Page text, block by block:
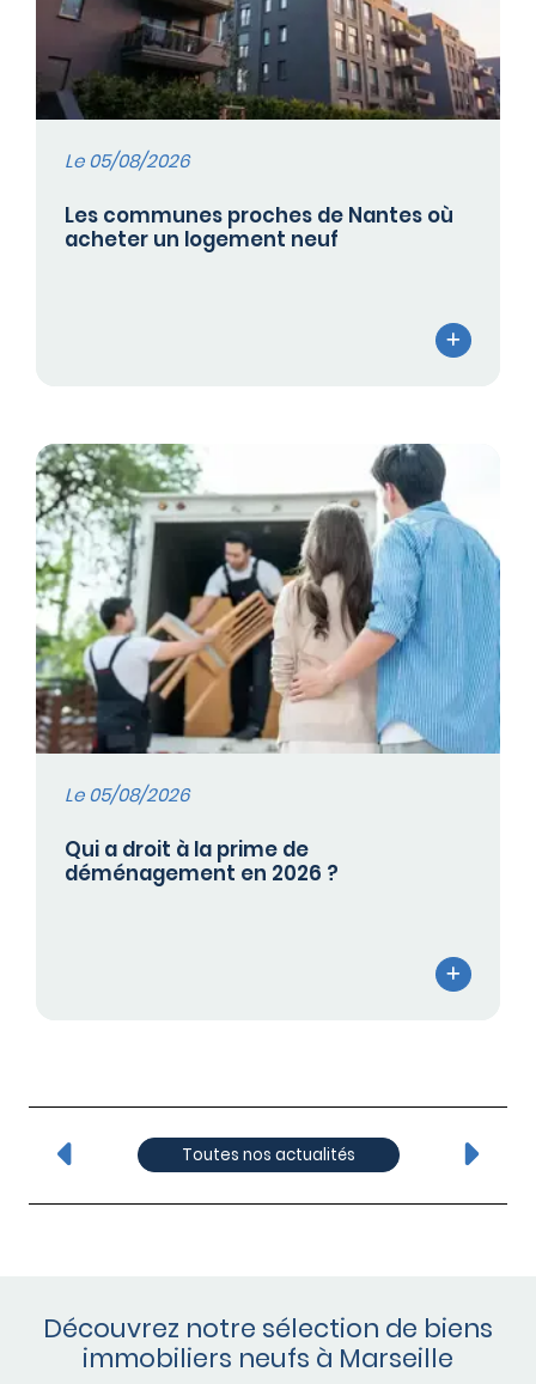
Le 05/08/2026
Les communes proches de Nantes où
acheter un logement neuf
Le 05/08/2026
Qui a droit à la prime de
déménagement en 2026 ?
Toutes nos actualités
Découvrez notre sélection de biens
immobiliers neufs à Marseille